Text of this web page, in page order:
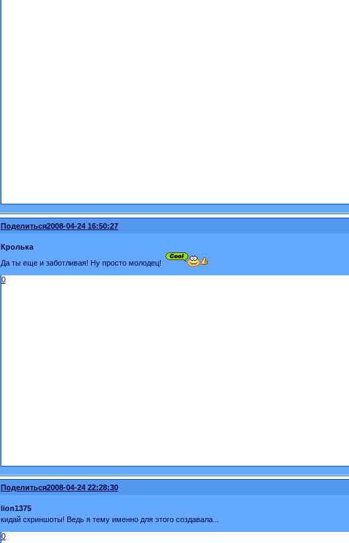
Поделиться2008-04-24 16:50:27
Кролька
Да ты еще и заботливая! Ну просто молодец!
0
Поделиться2008-04-24 22:28:30
lion1375
кидай скриншоты! Ведь я тему именно для этого создавала...
0